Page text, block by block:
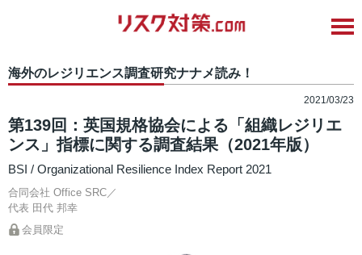
海外のレジリエンス調査研究ナナメ読み！
2021/03/23
第139回：英国規格協会による「組織レジリエ
ンス」指標に関する調査結果（2021年版）
BSI / Organizational Resilience Index Report 2021
合同会社 Office SRC／
代表 田代 邦幸
会員限定